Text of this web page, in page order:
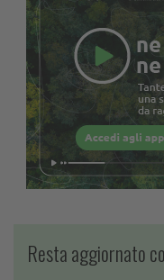
Resta aggiornato